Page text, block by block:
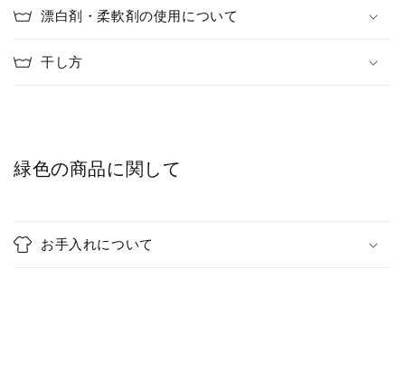
漂白剤・柔軟剤の使用について
干し方
緑色の商品に関して
お手入れについて